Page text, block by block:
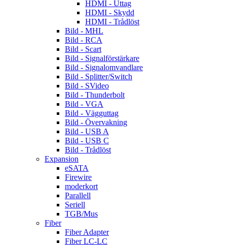
HDMI - Uttag
HDMI - Skydd
HDMI - Trådlöst
Bild - MHL
Bild - RCA
Bild - Scart
Bild - Signalförstärkare
Bild - Signalomvandlare
Bild - Splitter/Switch
Bild - SVideo
Bild - Thunderbolt
Bild - VGA
Bild - Vägguttag
Bild - Övervakning
Bild - USB A
Bild - USB C
Bild - Trådlöst
Expansion
eSATA
Firewire
moderkort
Parallell
Seriell
TGB/Mus
Fiber
Fiber Adapter
Fiber LC-LC